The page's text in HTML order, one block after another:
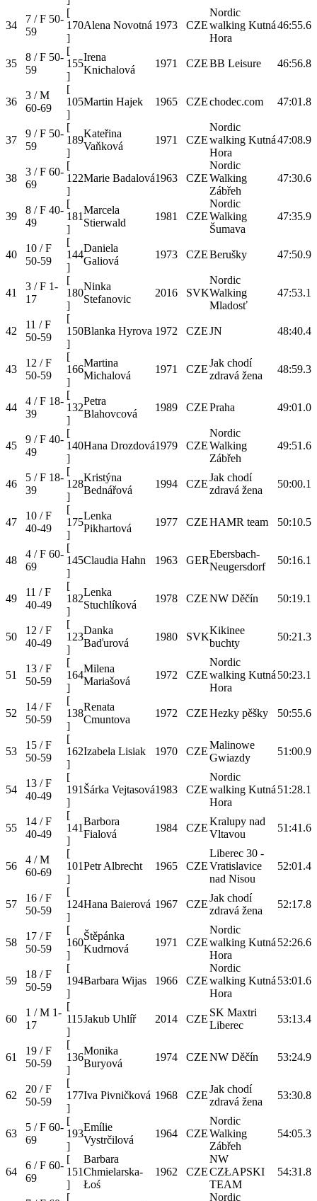
34
7 / F 50-
59
[
170
]
Alena Novotná 1973 CZE
Nordic
walking Kutná
Hora
46:55.6
35
8 / F 50-
59
[
155
]
Irena
Knichalová
1971 CZEBB Leisure 46:56.8
36
3 / M
60-69
[
105
]
Martin Hajek 1965 CZEchodec.com 47:01.8
37
9 / F 50-
59
[
189
]
Kateřina
Vaňková
1971 CZE
Nordic
walking Kutná
Hora
47:08.9
38
3 / F 60-
69
[
122
]
Marie Badalová1963 CZE
Nordic
Walking
Zábřeh
47:30.6
39
8 / F 40-
49
[
181
]
Marcela
Stierwald
1981 CZE
Nordic
Walking
Šumava
47:35.9
40
10 / F
50-59
[
144
]
Daniela
Galiová
1973 CZEBerušky 47:50.9
41
3 / F 1-
17
[
180
]
Ninka
Stefanovic
2016 SVK
Nordic
Walking
Mladosť
47:53.1
42
11 / F
50-59
[
150
]
Blanka Hyrova 1972 CZEJN 48:40.4
43
12 / F
50-59
[
166
]
Martina
Michalová
1971 CZE
Jak chodí
zdravá žena
48:59.3
44
4 / F 18-
39
[
132
]
Petra
Blahovcová
1989 CZEPraha 49:01.0
45
9 / F 40-
49
[
140
]
Hana Drozdová1979 CZE
Nordic
Walking
Zábřeh
49:51.6
46
5 / F 18-
39
[
128
]
Kristýna
Bednářová
1994 CZE
Jak chodí
zdravá žena
50:00.1
47
10 / F
40-49
[
175
]
Lenka
Pikhartová
1977 CZEHAMR team 50:10.5
48
4 / F 60-
69
[
145
]
Claudia Hahn 1963 GER
Ebersbach-
Neugersdorf
50:16.1
49
11 / F
40-49
[
182
]
Lenka
Stuchlíková
1978 CZENW Děčín 50:19.1
50
12 / F
40-49
[
123
]
Danka
Baďurová
1980 SVK
Kikinee
buchty
50:21.3
51
13 / F
50-59
[
164
]
Milena
Mariašová
1972 CZE
Nordic
walking Kutná
Hora
50:23.1
52
14 / F
50-59
[
138
]
Renata
Cmuntova
1972 CZEHezky pěšky 50:55.6
53
15 / F
50-59
[
162
]
Izabela Lisiak 1970 CZE
Malinowe
Gwiazdy
51:00.9
54
13 / F
40-49
[
191
]
Šárka Vejtasová1983 CZE
Nordic
walking Kutná
Hora
51:28.1
55
14 / F
40-49
[
141
]
Barbora
Fialová
1984 CZE
Kralupy nad
Vltavou
51:41.6
56
4 / M
60-69
[
101
]
Petr Albrecht 1965 CZE
Liberec 30 -
Vratislavice
nad Nisou
52:01.4
57
16 / F
50-59
[
124
]
Hana Baierová 1967 CZE
Jak chodí
zdravá žena
52:17.8
58
17 / F
50-59
[
160
]
Štěpánka
Kudrnová
1971 CZE
Nordic
walking Kutná
Hora
52:26.6
59
18 / F
50-59
[
194
]
Barbara Wijas 1966 CZE
Nordic
walking Kutná
Hora
53:01.6
60
1 / M 1-
17
[
115
]
Jakub Uhlíř 2014 CZE
SK Maxtri
Liberec
53:13.4
61
19 / F
50-59
[
136
]
Monika
Buryová
1974 CZENW Děčín 53:24.9
62
20 / F
50-59
[
177
]
Iva Pivničková 1968 CZE
Jak chodí
zdravá žena
53:30.8
63
5 / F 60-
69
[
193
]
Emílie
Vystrčilová
1964 CZE
Nordic
Walking
Zábřeh
54:05.3
64
6 / F 60-
69
[
151
]
Barbara
Chmielarska-
Łoś
1962 CZE
NW
CZŁAPSKI
TEAM
54:31.8
[
Nordic